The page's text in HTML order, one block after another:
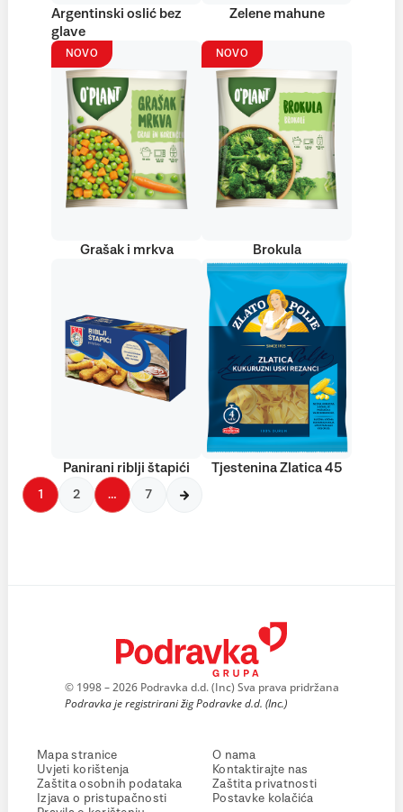
Argentinski oslić bez
glave
Zelene mahune
NOVO
Grašak i mrkva
NOVO
Brokula
Panirani riblji štapići Tjestenina Zlatica 45
1 2 … 7
© 1998 – 2026 Podravka d.d. (Inc) Sva prava pridržana
Podravka je registrirani žig Podravke d.d. (Inc.)
Mapa stranice
Uvjeti korištenja
Zaštita osobnih podataka
Izjava o pristupačnosti
O nama
Kontaktirajte nas
Zaštita privatnosti
Postavke kolačića